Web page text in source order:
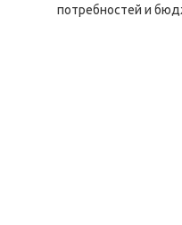
потребностей и